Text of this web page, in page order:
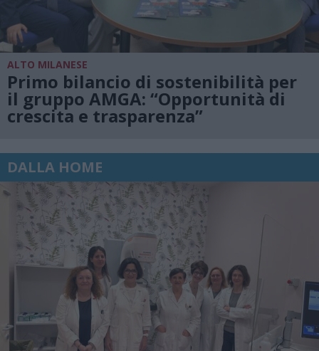
ALTO MILANESE
Primo bilancio di sostenibilità per
il gruppo AMGA: “Opportunità di
crescita e trasparenza”
DALLA HOME